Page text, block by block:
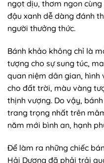
ngọt dịu, thơm ngon
đậu xanh dễ dàng đánh
người thưởng thức.
Bánh khảo không chỉ là
tượng cho sự sung túc,
quan niệm dân gian,
cho đất trời, màu vàng
thịnh vượng. Do vậy,
trang trọng nhất trên
năm mới bình an, hạnh
Để làm ra những chiếc
Hải Dương đã phải trải